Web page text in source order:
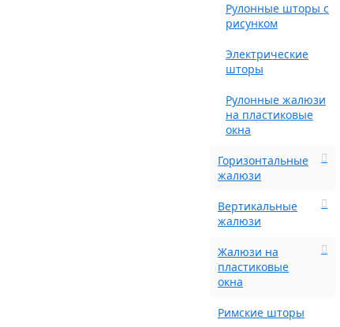
Рулонные шторы с
рисунком
Электрические
шторы
Рулонные жалюзи
на пластиковые
окна
Горизонтальные
жалюзи
Вертикальные
жалюзи
Жалюзи на
пластиковые
окна
Римские шторы